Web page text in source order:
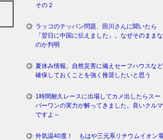
その２
ラッコのテッパン問題、田川さんに聞いたら
「翌日に中国に伝えました」。なぜそのままな
のか判明
夏休み情報。自然災害に備えセーフハウスなど
確保しておくことを強く推奨したいと思う
1時間耐久レースに出場してカメ出したらスー
パーワンの実力が解ってきました。良いクルマ
ですよ～
外気温40度！ もはや三元系リチウムイオン